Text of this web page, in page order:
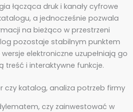
łącząca druk i kanały cyfrowe
a jednocześnie pozwala
na bieżąco w przestrzeni
pozostaje stabilnym punktem
elektroniczne uzupełniają go
treść i interaktywne funkcje.
czy katalog, analiza potrzeb firmy
czy zainwestować w